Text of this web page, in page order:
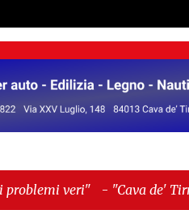
de' Tirreni, quando la